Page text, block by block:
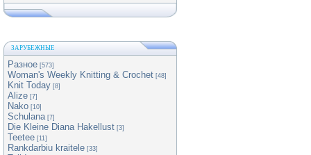
ЗАРУБЕЖНЫЕ
Разное [573]
Woman's Weekly Knitting & Crochet [48]
Knit Today [8]
Alize [7]
Nako [10]
Schulana [7]
Die Kleine Diana Hakellust [3]
Teetee [11]
Rankdarbiu kraitele [33]